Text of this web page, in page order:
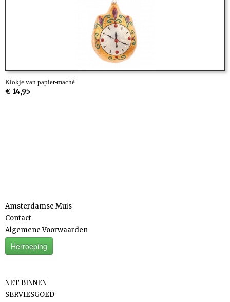
Klokje van papier-maché
€ 14,95
Amsterdamse Muis
Contact
Algemene Voorwaarden
Herroeping
NET BINNEN
SERVIESGOED